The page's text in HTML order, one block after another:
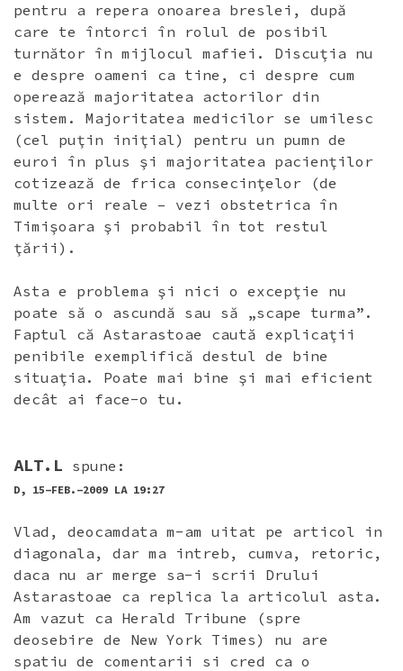
pentru a repera onoarea breslei, după
care te întorci în rolul de posibil
turnător în mijlocul mafiei. Discuţia nu
e despre oameni ca tine, ci despre cum
operează majoritatea actorilor din
sistem. Majoritatea medicilor se umilesc
(cel puţin iniţial) pentru un pumn de
euroi în plus şi majoritatea pacienţilor
cotizează de frica consecinţelor (de
multe ori reale – vezi obstetrica în
Timişoara şi probabil în tot restul
ţării).
Asta e problema şi nici o excepţie nu
poate să o ascundă sau să „scape turma”.
Faptul că Astarastoae caută explicaţii
penibile exemplifică destul de bine
situaţia. Poate mai bine şi mai eficient
decât ai face-o tu.
ALT.L spune:
D, 15-FEB.-2009 LA 19:27
Vlad, deocamdata m-am uitat pe articol in
diagonala, dar ma intreb, cumva, retoric,
daca nu ar merge sa-i scrii Drului
Astarastoae ca replica la articolul asta.
Am vazut ca Herald Tribune (spre
deosebire de New York Times) nu are
spatiu de comentarii si cred ca o